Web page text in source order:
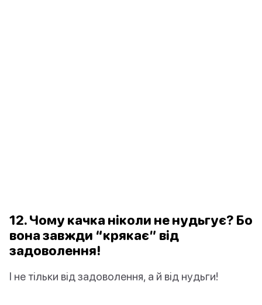
12. Чому качка ніколи не нудьгує? Бо
вона завжди “крякає” від
задоволення!
І не тільки від задоволення, а й від нудьги!